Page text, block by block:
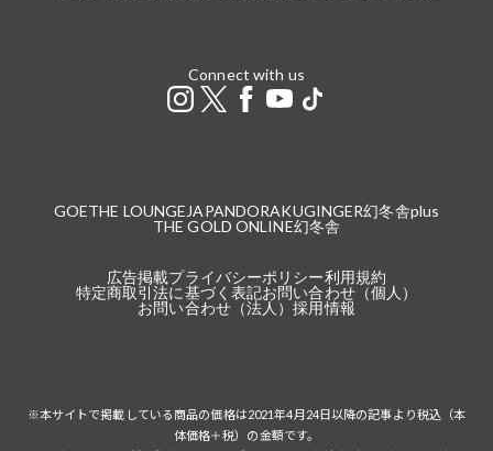
Connect with us
GOETHE LOUNGEJAPANDORAKUGINGER幻冬舎plus
THE GOLD ONLINE幻冬舎
広告掲載プライバシーポリシー利用規約
特定商取引法に基づく表記お問い合わせ（個人）
お問い合わせ（法人）採用情報
※本サイトで掲載している商品の価格は2021年4月24日以降の記事より税込（本
体価格＋税）の金額です。